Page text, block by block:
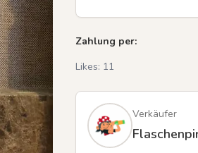
Zahlung per:
Likes: 11
Verkäufer